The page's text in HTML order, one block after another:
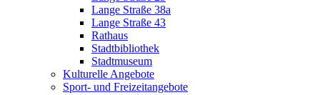
Lange Straße 38a
Lange Straße 43
Rathaus
Stadtbibliothek
Stadtmuseum
Kulturelle Angebote
Sport- und Freizeitangebote